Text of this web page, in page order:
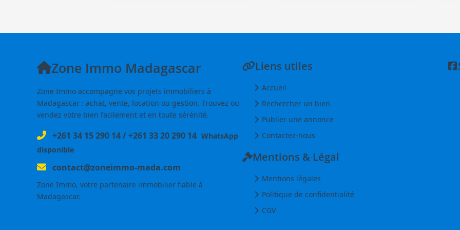
Zone Immo Madagascar
Zone Immo accompagne vos projets immobiliers à
Madagascar : achat, vente, location ou gestion. Trouvez ou
vendez votre bien facilement et en toute sérénité.
+261 34 15 290 14/+261 33 20 290 14 WhatsApp
disponible
contact@zoneimmo-mada.com
Zone Immo, votre partenaire immobilier fiable à
Madagascar.
Liens utiles
Accueil
Rechercher un bien
Publier une annonce
Contactez-nous
Mentions & Légal
Mentions légales
Politique de confidentialité
CGV